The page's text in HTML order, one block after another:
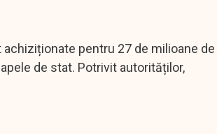
pentru 27 de milioane de
de stat. Potrivit autorităților,